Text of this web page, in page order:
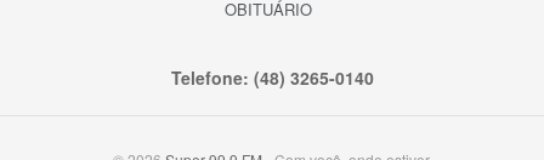
OBITUÁRIO
Telefone: (48) 3265-0140